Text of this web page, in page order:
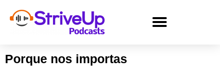
Porque nos importas